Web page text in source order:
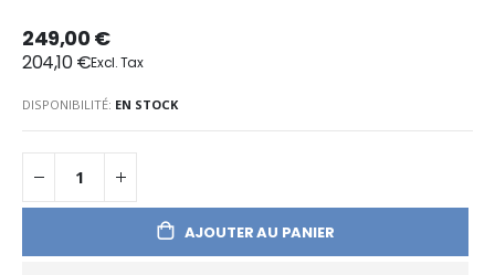
249,00 €
204,10 €
DISPONIBILITÉ: EN STOCK
AJOUTER AU PANIER